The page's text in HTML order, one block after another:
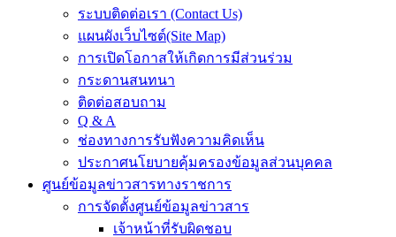
ระบบติดต่อเรา (Contact Us)
แผนผังเว็บไซต์(Site Map)
การเปิดโอกาสให้เกิดการมีส่วนร่วม
กระดานสนทนา
ติดต่อสอบถาม
Q & A
ช่องทางการรับฟังความคิดเห็น
ประกาศนโยบายคุ้มครองข้อมูลส่วนบุคคล
ศูนย์ข้อมูลข่าวสารทางราชการ
การจัดตั้งศูนย์ข้อมูลข่าวสาร
เจ้าหน้าที่รับผิดชอบ